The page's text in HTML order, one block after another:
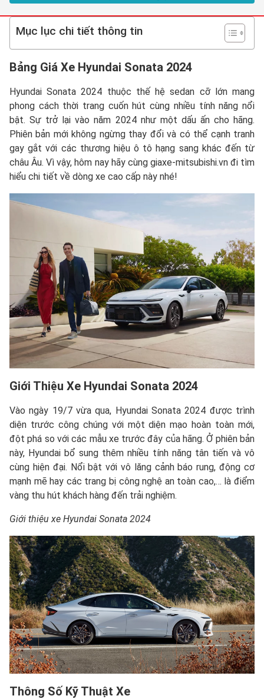
Mục lục chi tiết thông tin
Bảng Giá Xe Hyundai Sonata 2024
Hyundai Sonata 2024 thuộc thế hệ sedan cỡ lớn mang
phong cách thời trang cuốn hút cùng nhiều tính năng nổi
bật. Sự trở lại vào năm 2024 như một dấu ấn cho hãng.
Phiên bản mới không ngừng thay đổi và có thể cạnh tranh
gay gắt với các thương hiệu ô tô hạng sang khác đến từ
châu Âu. Vì vậy, hôm nay hãy cùng giaxe-mitsubishi.vn đi tìm
hiểu chi tiết về dòng xe cao cấp này nhé!
Giới Thiệu Xe Hyundai Sonata 2024
Vào ngày 19/7 vừa qua, Hyundai Sonata 2024 được trình
diện trước công chúng với một diện mạo hoàn toàn mới,
đột phá so với các mẫu xe trước đây của hãng. Ở phiên bản
này, Hyundai bổ sung thêm nhiều tính năng tân tiến và vô
cùng hiện đại. Nổi bật với vô lăng cảnh báo rung, động cơ
mạnh mẽ hay các trang bị công nghệ an toàn cao,… là điểm
vàng thu hút khách hàng đến trải nghiệm.
Giới thiệu xe Hyundai Sonata 2024
Thông Số Kỹ Thuật Xe